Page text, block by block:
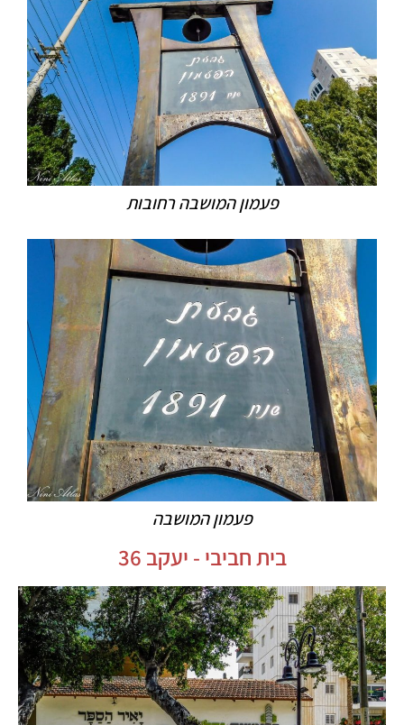
פעמון המושבה רחובות
פעמון המושבה
בית חביבי - יעקב 36